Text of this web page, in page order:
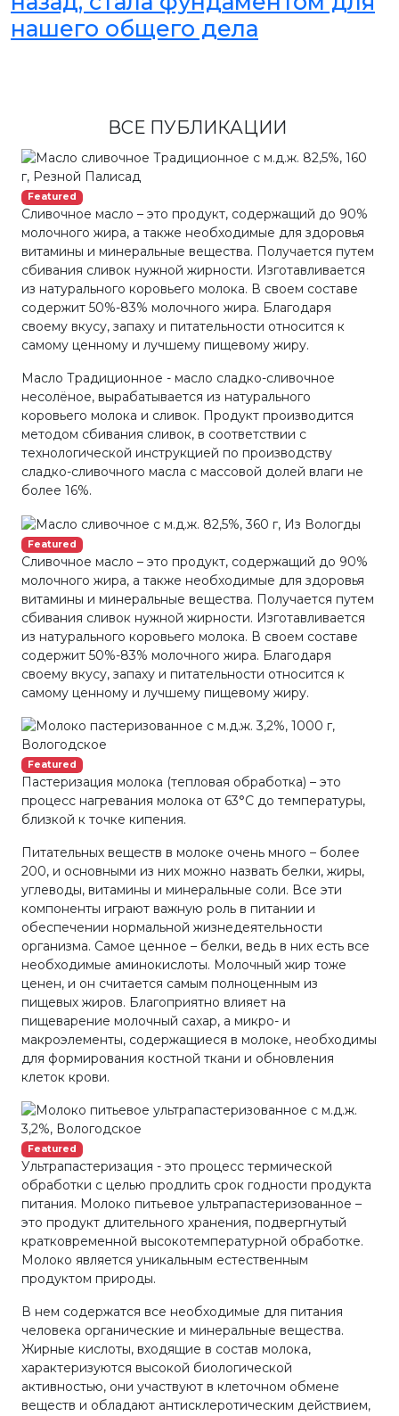
нашего общего дела
ВСЕ ПУБЛИКАЦИИ
Featured
Сливочное масло – это продукт, содержащий до 90%
молочного жира, а также необходимые для здоровья
витамины и минеральные вещества. Получается путем
сбивания сливок нужной жирности. Изготавливается
из натурального коровьего молока. В своем составе
содержит 50%-83% молочного жира. Благодаря
своему вкусу, запаху и питательности относится к
самому ценному и лучшему пищевому жиру.
Масло Традиционное - масло сладко-сливочное
несолёное, вырабатывается из натурального
коровьего молока и сливок. Продукт производится
методом сбивания сливок, в соответствии с
технологической инструкцией по производству
сладко-сливочного масла с массовой долей влаги не
более 16%.
Featured
Сливочное масло – это продукт, содержащий до 90%
молочного жира, а также необходимые для здоровья
витамины и минеральные вещества. Получается путем
сбивания сливок нужной жирности. Изготавливается
из натурального коровьего молока. В своем составе
содержит 50%-83% молочного жира. Благодаря
своему вкусу, запаху и питательности относится к
самому ценному и лучшему пищевому жиру.
Featured
Пастеризация молока (тепловая обработка) – это
процесс нагревания молока от 63°С до температуры,
близкой к точке кипения.
Питательных веществ в молоке очень много – более
200, и основными из них можно назвать белки, жиры,
углеводы, витамины и минеральные соли. Все эти
компоненты играют важную роль в питании и
обеспечении нормальной жизнедеятельности
организма. Самое ценное – белки, ведь в них есть все
необходимые аминокислоты. Молочный жир тоже
ценен, и он считается самым полноценным из
пищевых жиров. Благоприятно влияет на
пищеварение молочный сахар, а микро- и
макроэлементы, содержащиеся в молоке, необходимы
для формирования костной ткани и обновления
клеток крови.
Featured
Ультрапастеризация - это процесс термической
обработки с целью продлить срок годности продукта
питания. Молоко питьевое ультрапастеризованное –
это продукт длительного хранения, подвергнутый
кратковременной высокотемпературной обработке.
Молоко является уникальным естественным
продуктом природы.
В нем содержатся все необходимые для питания
человека органические и минеральные вещества.
Жирные кислоты, входящие в состав молока,
характеризуются высокой биологической
активностью, они участвуют в клеточном обмене
веществ и обладают антисклеротическим действием,